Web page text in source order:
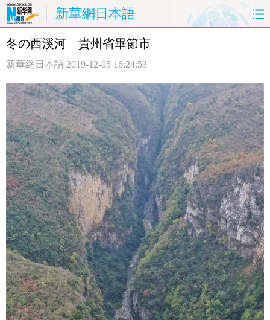
新華網日本語
ホームページ 政治
観光 評論 写真
中日対訳
冬の西溪河 貴州省畢節市
新華網日本語 2019-12-05 16:24:53